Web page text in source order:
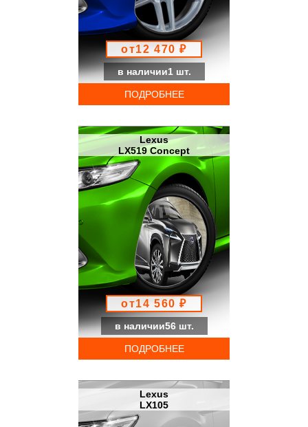
от12 470 ₽
в наличии1 шт.
ПОДРОБНЕЕ
Lexus
LX519 Concept
от14 560 ₽
в наличии56 шт.
ПОДРОБНЕЕ
Lexus
LX105